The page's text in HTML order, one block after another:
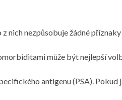
nich nezpůsobuje žádné
může být nejlepší
antigenu (PSA). Pokud